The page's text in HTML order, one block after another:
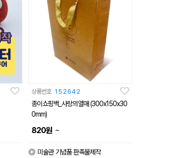
상품번호 152642
종이쇼핑백_사랑의열매 (300x150x30
0mm)
820원 ~
미술관 기념품 판촉물제작